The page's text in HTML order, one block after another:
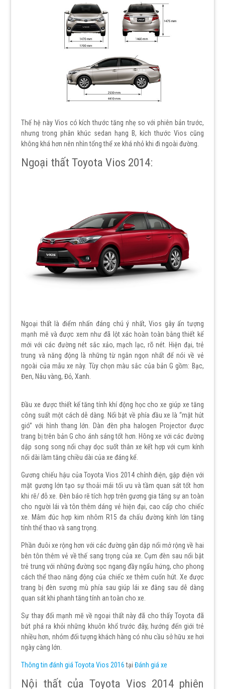
Thế hệ này Vios có kích thước tăng nhẹ so với phiên bản trước,
nhưng trong phân khúc sedan hạng B, kích thước Vios cũng
không khá hơn nên nhìn tổng thể xe khá nhỏ khi đi ngoài đường.
Ngoại thất Toyota Vios 2014:
Ngoại thất là điểm nhấn đáng chú ý nhất, Vios gây ấn tượng
mạnh mẽ và được xem như đã lột xác hoàn toàn bằng thiết kế
mới với các đường nét sắc xảo, mạch lạc, rõ nét. Hiện đại, trẻ
trung và năng động là những từ ngắn ngọn nhất để nói về vẻ
ngoài của mẫu xe này. Tùy chọn màu sắc của bản G gồm: Bạc,
Đen, Nâu vàng, Đỏ, Xanh.
Đầu xe được thiết kế tăng tính khí động học cho xe giúp xe tăng
công suất một cách dễ dàng. Nổi bật về phía đầu xe là “mặt hút
gió” với hình thang lớn. Dàn đèn pha halogen Projector được
trang bị trên bản G cho ánh sáng tốt hơn. Hông xe với các đường
dập song song nổi chạy dọc suốt thân xe kết hợp với cụm kính
nối dài làm tăng chiều dài của xe đáng kể.
Gương chiếu hậu của Toyota Vios 2014 chỉnh điện, gập điện với
mặt gương lớn tạo sự thoải mái tối ưu và tầm quan sát tốt hơn
khi rẽ/ đỗ xe. Đèn báo rẽ tích hợp trên gương gia tăng sự an toàn
cho người lái và tôn thêm dáng vẻ hiện đại, cao cấp cho chiếc
xe. Mâm đúc hợp kim nhôm R15 đa chấu đường kính lớn tăng
tính thể thao và sang trọng.
Phần đuôi xe rộng hơn với các đường gân dập nổi mở rộng về hai
bên tôn thêm vẻ về thế sang trọng của xe. Cụm đèn sau nổi bật
trẻ trung với những đường sọc ngang đầy ngẩu hứng, cho phong
cách thể thao năng động của chiếc xe thêm cuốn hút. Xe được
trang bị đèn sương mù phía sau giúp lái xe đằng sau dễ dàng
quan sát khi phanh tăng tính an toàn cho xe.
Sự thay đổi mạnh mẽ về ngoại thất này đã cho thấy Toyota đã
bứt phá ra khỏi những khuôn khổ trước đây, hướng đến giới trẻ
nhiều hơn, nhóm đối tượng khách hàng có nhu cầu sở hữu xe hơi
ngày càng lớn.
Thông tin đánh giá Toyota Vios 2016tạiĐánh giá xe
Nội thất của Toyota Vios 2014 phiên